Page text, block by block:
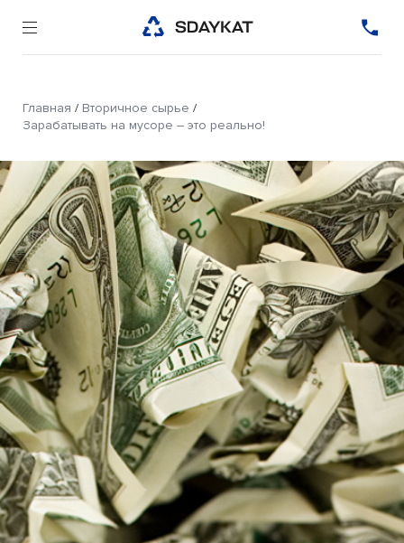
Главная / Вторичное сырье /
Зарабатывать на мусоре – это реально!